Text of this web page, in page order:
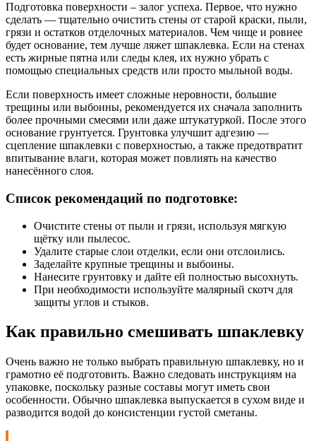
Подготовка поверхности – залог успеха. Первое, что нужно
сделать — тщательно очистить стены от старой краски, пыли,
грязи и остатков отделочных материалов. Чем чище и ровнее
будет основание, тем лучше ляжет шпаклевка. Если на стенах
есть жирные пятна или следы клея, их нужно убрать с
помощью специальных средств или просто мыльной воды.
Если поверхность имеет сложные неровности, большие
трещины или выбоины, рекомендуется их сначала заполнить
более прочными смесями или даже штукатуркой. После этого
основание грунтуется. Грунтовка улучшит адгезию —
сцепление шпаклевки с поверхностью, а также предотвратит
впитывание влаги, которая может повлиять на качество
нанесённого слоя.
Список рекомендаций по подготовке:
Очистите стены от пыли и грязи, используя мягкую
щётку или пылесос.
Удалите старые слои отделки, если они отслоились.
Заделайте крупные трещины и выбоины.
Нанесите грунтовку и дайте ей полностью высохнуть.
При необходимости используйте малярный скотч для
защиты углов и стыков.
Как правильно смешивать шпаклевку
Очень важно не только выбрать правильную шпаклевку, но и
грамотно её подготовить. Важно следовать инструкциям на
упаковке, поскольку разные составы могут иметь свои
особенности. Обычно шпаклевка выпускается в сухом виде и
разводится водой до консистенции густой сметаны.